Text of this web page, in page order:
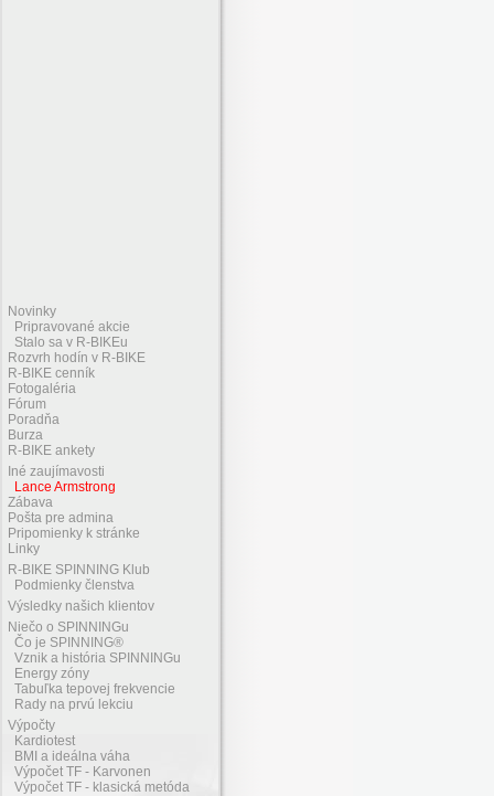
Novinky
Pripravované akcie
Stalo sa v R-BIKEu
Rozvrh hodín v R-BIKE
R-BIKE cenník
Fotogaléria
Fórum
Poradňa
Burza
R-BIKE ankety
Iné zaujímavosti
Lance Armstrong
Zábava
Pošta pre admina
Pripomienky k stránke
Linky
R-BIKE SPINNING Klub
Podmienky členstva
Výsledky našich klientov
Niečo o SPINNINGu
Čo je SPINNING®
Vznik a história SPINNINGu
Energy zóny
Tabuľka tepovej frekvencie
Rady na prvú lekciu
Výpočty
Kardiotest
BMI a ideálna váha
Výpočet TF - Karvonen
Výpočet TF - klasická metóda